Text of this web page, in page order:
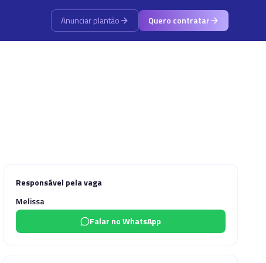
Anunciar plantão Quero contratar
Responsável pela vaga
Melissa
Falar no WhatsApp